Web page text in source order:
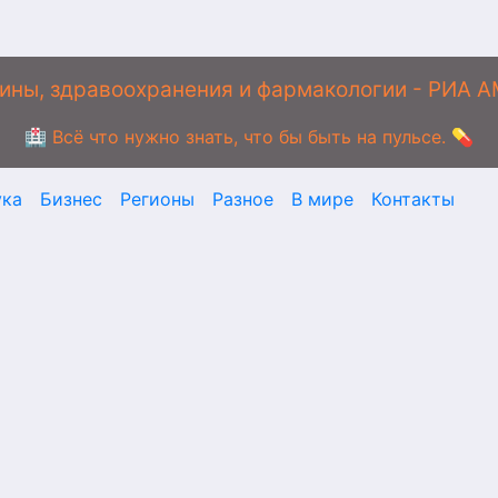
здравоохранения и фармакологии -
🏥 Всё что нужно знать, что бы быть на пульсе. 💊
Бизнес Регионы Разное В мире Контакты